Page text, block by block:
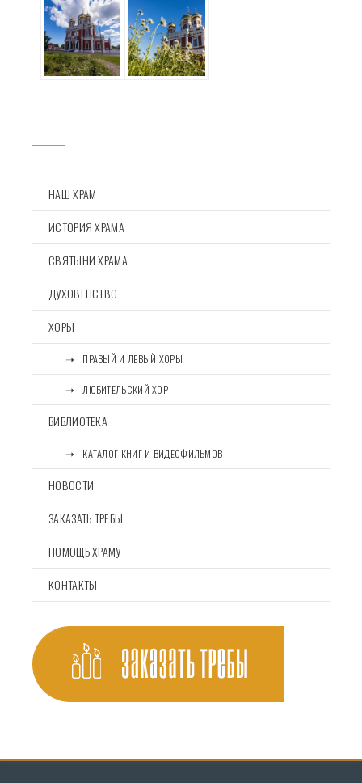
НАШ ХРАМ
ИСТОРИЯ ХРАМА
СВЯТЫНИ ХРАМА
ДУХОВЕНСТВО
ХОРЫ
⠀⠀➝⠀ПРАВЫЙ И ЛЕВЫЙ ХОРЫ
⠀⠀➝⠀ЛЮБИТЕЛЬСКИЙ ХОР
БИБЛИОТЕКА
⠀⠀➝⠀КАТАЛОГ КНИГ И ВИДЕОФИЛЬМОВ
НОВОСТИ
ЗАКАЗАТЬ ТРЕБЫ
ПОМОЩЬ ХРАМУ
КОНТАКТЫ